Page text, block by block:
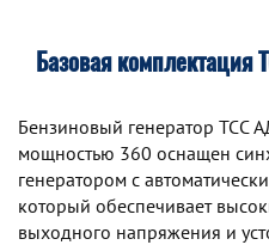
Базовая
Бензиновый генератор
мощностью 360 оснащен
генератором с
который обеспечивает
выходного напряжения и